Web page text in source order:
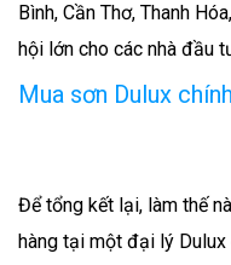
Bình, Cần Thơ, Thanh
hội lớn cho các nhà đầu
Mua sơn Dulux
Để tổng kết lại, làm thế
hàng tại một đại lý